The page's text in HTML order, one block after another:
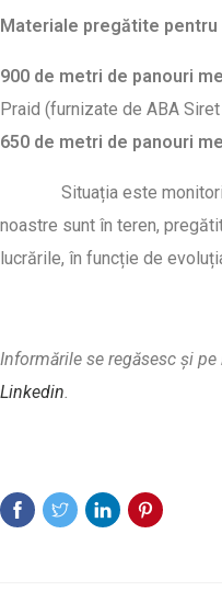
Materiale pregătite
900 de metri de panouri
Praid (furnizate de ABA Siret
650 de metri de panouri
Situația este
noastre sunt în teren,
lucrările, în funcție de
Informările se regăsesc și pe
Linkedin.